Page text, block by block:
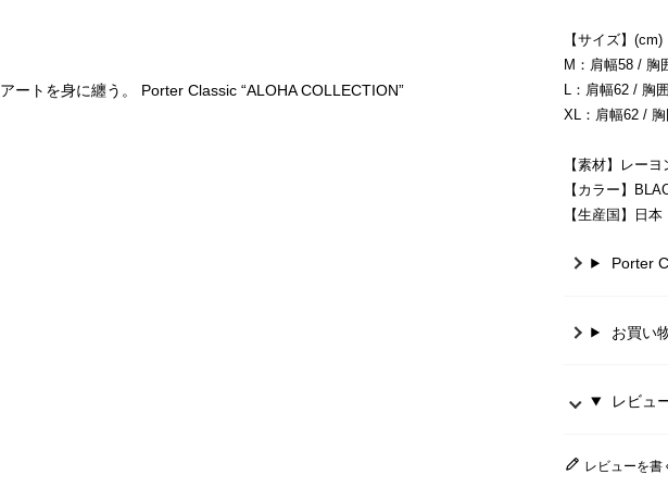
アートを身に纏う。 Porter Classic “ALOHA COLLECTION”
【サイズ】(cm)
M：肩幅58 / 胸
L：肩幅62 / 胸
XL：肩幅62 /
【素材】レー
【カラー】
【生産国】日本
Porter
お買い
レビュ
レビューを書